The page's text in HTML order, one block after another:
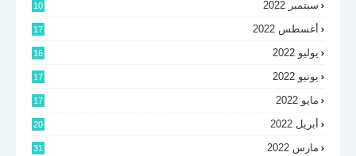
سبتمبر 2022 10
أغسطس 2022 17
يوليو 2022 16
يونيو 2022 17
مايو 2022 17
أبريل 2022 20
مارس 2022 31